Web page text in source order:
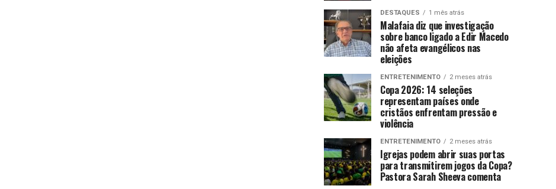
DESTAQUES 1 mês atrás
Malafaia diz que investigação
sobre banco ligado a Edir Macedo
não afeta evangélicos nas
eleições
ENTRETENIMENTO 2 meses atrás
Copa 2026: 14 seleções
representam países onde
cristãos enfrentam pressão e
violência
ENTRETENIMENTO 2 meses atrás
Igrejas podem abrir suas portas
para transmitirem jogos da Copa?
Pastora Sarah Sheeva comenta